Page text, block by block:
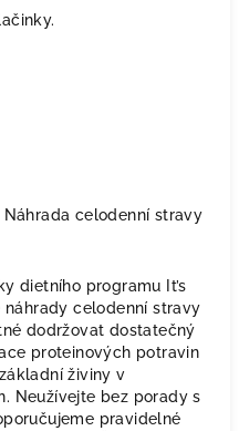
celodenní stravy
dietního programu It’s
celodenní stravy
dodržovat dostatečný
proteinových potravin
živiny v
Neužívejte bez porady s
pravidelné